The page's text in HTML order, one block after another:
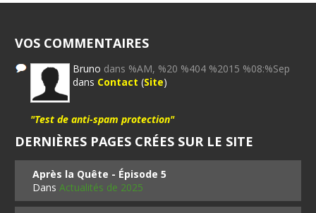
VOS COMMENTAIRES
Bruno dans %AM, %20 %404 %2015 %08:%Sep
dans Contact (Site)
"Test de anti-spam protection"
DERNIÈRES PAGES CRÉES SUR LE SITE
Après la Quête - Épisode 5
DansActualités de 2025